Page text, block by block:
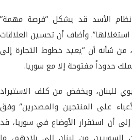
الأسد قد يشكل “فرصة مهمة”
وأضاف أن تحسين العلاقات
من شأنه أن “يعيد خطوط التجارة إلى
حدوداً مفتوحة إلا مع سوريا.
للبنان، ويخفض من كلف الاستيراد
على المنتجين والمصدرين” وفق
أن استقرار الأوضاع في سوريا، قد